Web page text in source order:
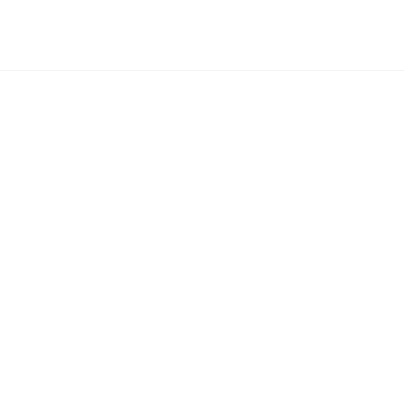
químicas do corpo. A doença renal ocorre quando os
não sejam necessariamente consequência de problemas